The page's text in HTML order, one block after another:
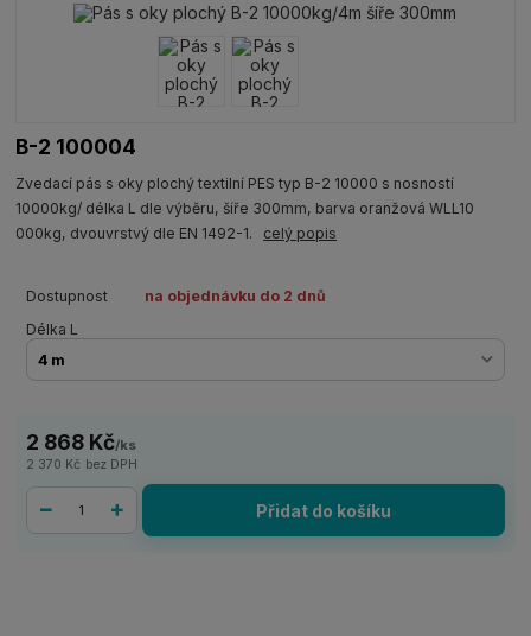
B-2 100004
Zvedací pás s oky plochý textilní PES typ B-2 10000 s nosností
10000kg/ délka L dle výběru, šíře 300mm, barva oranžová WLL10
000kg, dvouvrstvý dle EN 1492-1. celý popis
Dostupnost
na objednávku do 2 dnů
Délka L
2 868 Kč/ks
2 370 Kč bez DPH
Přidat do košíku